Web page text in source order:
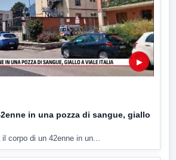
▶
in una pozza di sangue, giallo
corpo di un 42enne in un...